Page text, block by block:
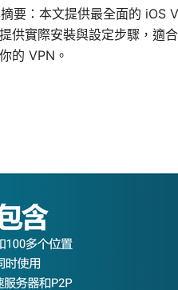
要：本文提供最全面的 iOS
供實際安裝與設定步驟，適
的 VPN。